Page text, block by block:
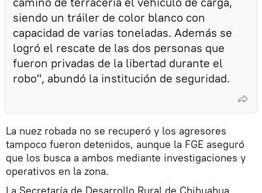
siendo un tráiler de color blanco con
capacidad de varias toneladas. Además se
logró el rescate de las dos personas que
fueron privadas de la libertad durante el
robo", abundó la institución de seguridad.
La nuez robada no se recuperó y los agresores
tampoco fueron detenidos, aunque la FGE aseguró
que los busca a ambos mediante investigaciones y
operativos en la zona.
La Secretaría de Desarrollo Rural de Chihuahua